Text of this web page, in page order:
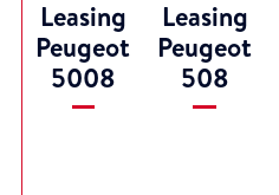
Leasing
Peugeot
5008
Leasing
Peugeot
508